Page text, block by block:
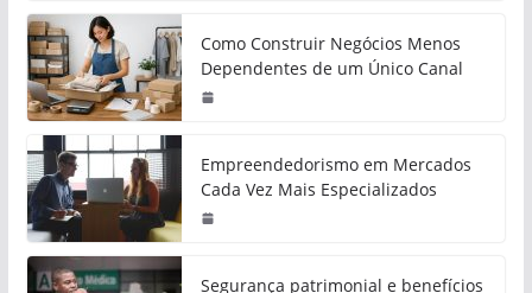
Como Construir Negócios Menos
Dependentes de um Único Canal
Empreendedorismo em Mercados
Cada Vez Mais Especializados
Segurança patrimonial e benefícios